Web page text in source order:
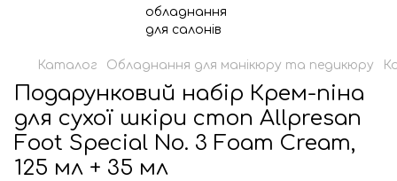
Каталог Обладнання для манікюру та педикюру
Подарунковий набір Крем-піна
для сухої шкіри стоп Allpresan
Foot Special No. 3 Foam Cream,
125 мл + 35 мл